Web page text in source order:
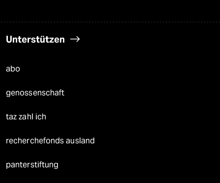
Unterstützen
abo
genossenschaft
taz zahl ich
recherchefonds ausland
panterstiftung